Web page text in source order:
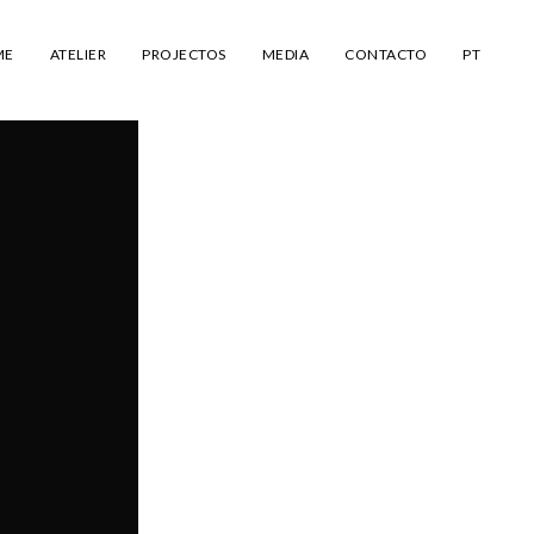
ATELIER PROJECTOS MEDIA CONTACTO PT